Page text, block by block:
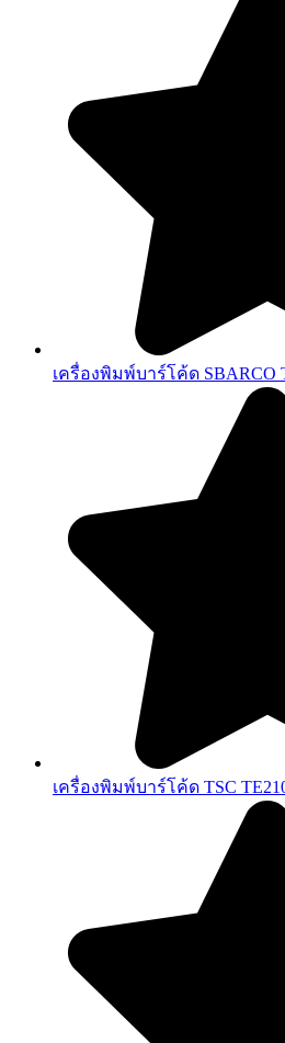
เครื่องพิมพ์บาร์โค้ด SBARCO
เครื่องพิมพ์บาร์โค้ด TSC